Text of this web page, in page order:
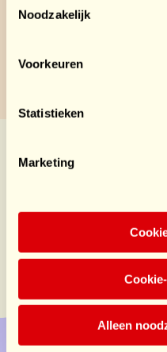
Noodzakelijk
Voorkeuren
Statistieken
Marketing
Alleen
Team
Sponsors